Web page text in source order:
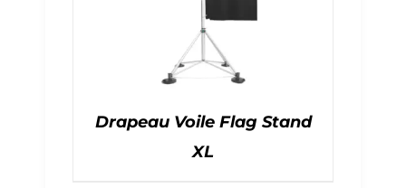
Drapeau Voile Flag Stand
XL